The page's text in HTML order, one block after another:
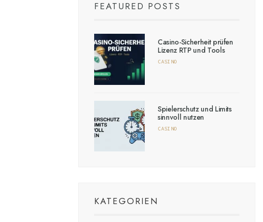
FEATURED POSTS
Casino-Sicherheit prüfen
Lizenz RTP und Tools
CASINO
Spielerschutz und Limits
sinnvoll nutzen
CASINO
KATEGORIEN